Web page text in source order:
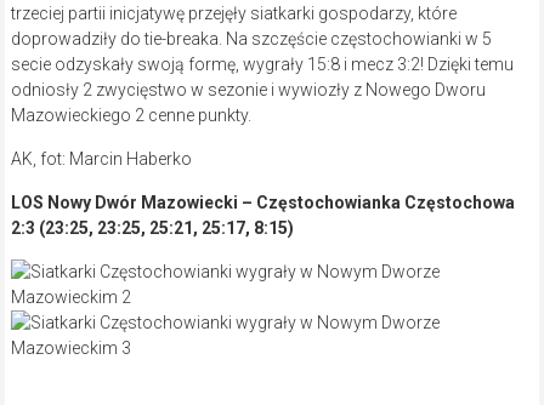
trzeciej partii inicjatywę przejęły siatkarki gospodarzy, które
doprowadziły do tie-breaka. Na szczęście częstochowianki w 5
secie odzyskały swoją formę, wygrały 15:8 i mecz 3:2! Dzięki temu
odniosły 2 zwycięstwo w sezonie i wywiozły z Nowego Dworu
Mazowieckiego 2 cenne punkty.
AK, fot: Marcin Haberko
LOS Nowy Dwór Mazowiecki – Częstochowianka Częstochowa
2:3 (23:25, 23:25, 25:21, 25:17, 8:15)